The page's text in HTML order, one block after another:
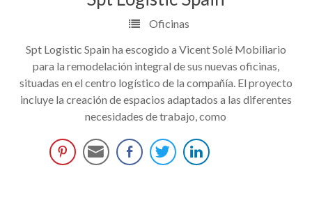
Oficinas
Spt Logistic Spain ha escogido a Vicent Solé Mobiliario
para la remodelación integral de sus nuevas oficinas,
situadas en el centro logístico de la compañía. El proyecto
incluye la creación de espacios adaptados a las diferentes
necesidades de trabajo, como